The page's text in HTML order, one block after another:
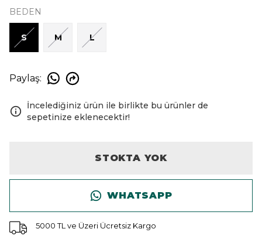
BEDEN
S M L
Paylaş:
İncelediğiniz ürün ile birlikte bu ürünler de
sepetinize eklenecektir!
STOKTA YOK
WHATSAPP
5000 TL ve Üzeri Ücretsiz Kargo